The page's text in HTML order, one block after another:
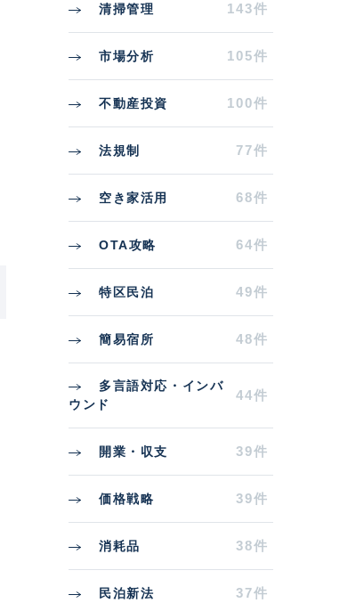
清掃管理 143件
市場分析 105件
不動産投資 100件
法規制 77件
空き家活用 68件
OTA攻略 64件
特区民泊 49件
簡易宿所 48件
多言語対応・インバ
ウンド
44件
開業・収支 39件
価格戦略 39件
消耗品 38件
民泊新法 37件